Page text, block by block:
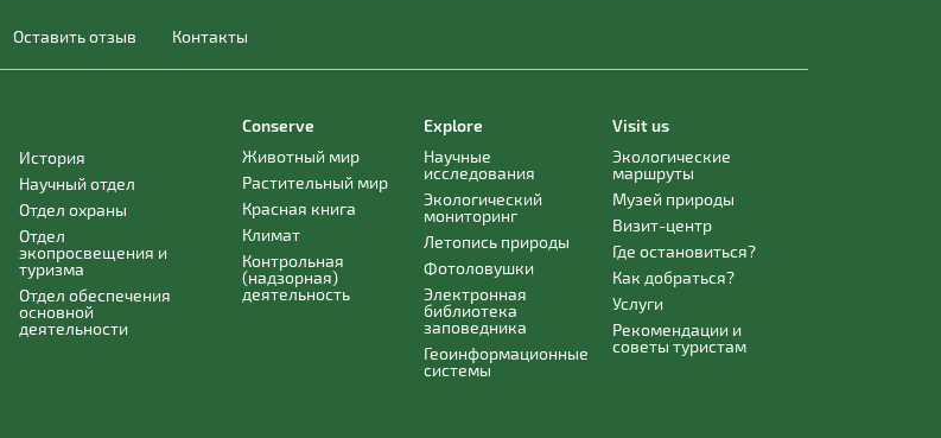
Оставить отзыв Контакты
История
Научный отдел
Отдел охраны
Отдел
экопросвещения и
туризма
Отдел обеспечения
основной
деятельности
Conserve
Животный мир
Растительный мир
Красная книга
Климат
Контрольная
(надзорная)
деятельность
Explore
Научные
исследования
Экологический
мониторинг
Летопись природы
Фотоловушки
Электронная
библиотека
заповедника
Геоинформационные
системы
Visit us
Экологические
маршруты
Музей природы
Визит-центр
Где остановиться?
Как добраться?
Услуги
Рекомендации и
советы туристам